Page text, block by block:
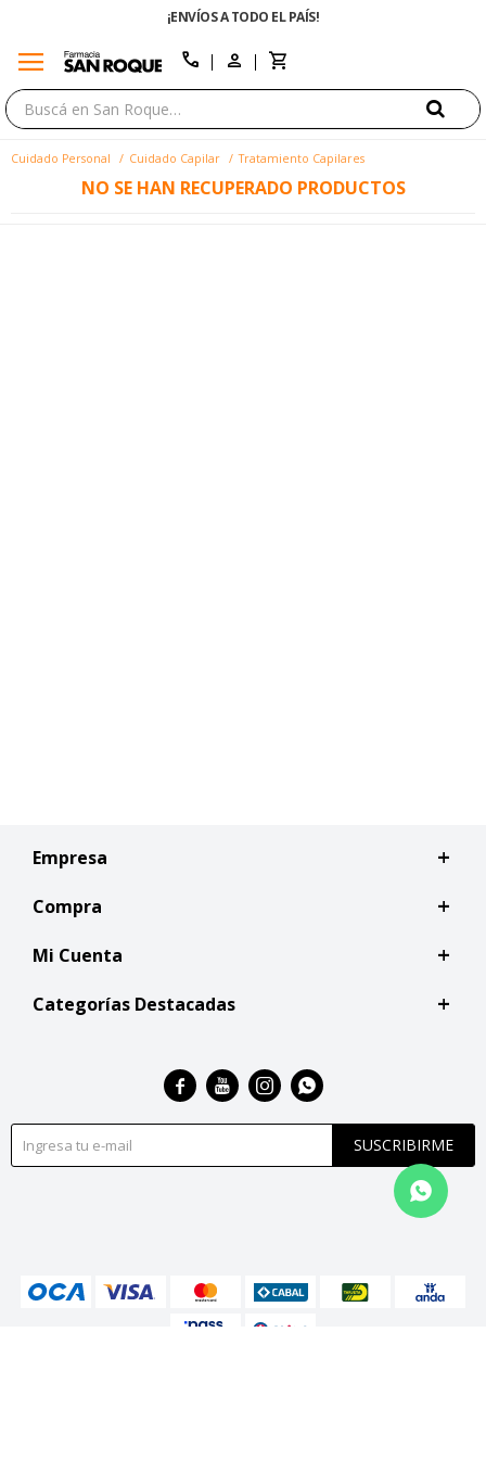
¡ENVÍOS A TODO EL PAÍS!
menu call
Cuidado Personal Cuidado Capilar Tratamiento Capilares
NO SE HAN RECUPERADO PRODUCTOS
Empresa
Compra
Mi Cuenta
Categorías Destacadas
SUSCRIBIRME
   
close